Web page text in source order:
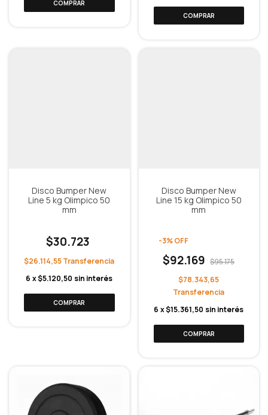
Disco Bumper New
Line 5 kg Olimpico 50
mm
$30.723
$26.114,55
6 x$5.120,50 sin interés
Disco Bumper New
Line 15 kg Olimpico 50
mm
-3%OFF
$92.169 $95.175
$78.343,65
6 x$15.361,50 sin interés